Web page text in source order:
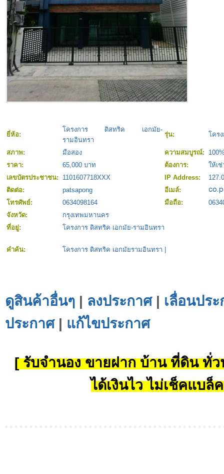
ยี่ห้อ:
โครงการ ดิสทริค เอกมัย-
รามอินทรา
รุ่น: โคร
สภาพ: มือสอง ความสมบูรณ์:
ราคา:
65,000 บาท ต้องการ:
ให้เช่
เลขบัตรประชาชน:
1101607718XXX IP Address:
ติดต่อ:
patsapong
อีเมล์:
โทรศัพย์:
0634098164 มือถือ:
จังหวัด:
กรุงเทพมหานคร
ที่อยู่:
โครงการ ดิสทริค เอกมัย-รามอินทรา
คำค้น: โครงการ ดิสทริค เอกมัยรามอินทรา
ดูสินค้าอื่นๆ | ลงประกาศ| เลื่อนปร
ประกาศ| แก้ไขประกาศ
[ รับจำนอง ขายฝาก บ้าน ที่ดิน ทั่ว
ได้เงินไว ไม่เช็คแบล็